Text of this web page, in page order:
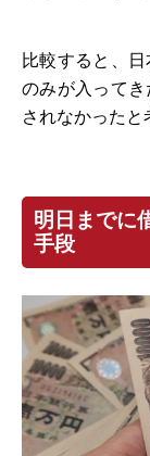
比較すると、
のみが入って
されなかったと
明日までに
手段